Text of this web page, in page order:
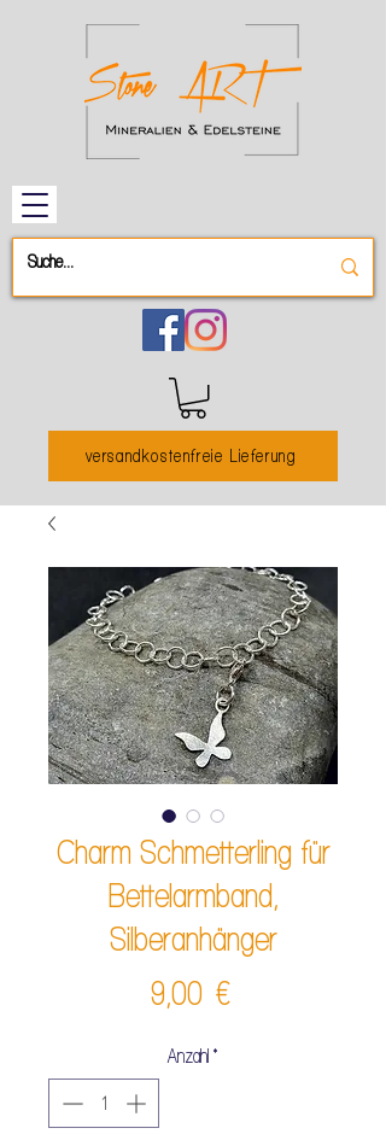
versandkostenfreie Lieferung
Charm Schmetterling für
Bettelarmband,
Silberanhänger
9,00 €Preis
Anzahl *